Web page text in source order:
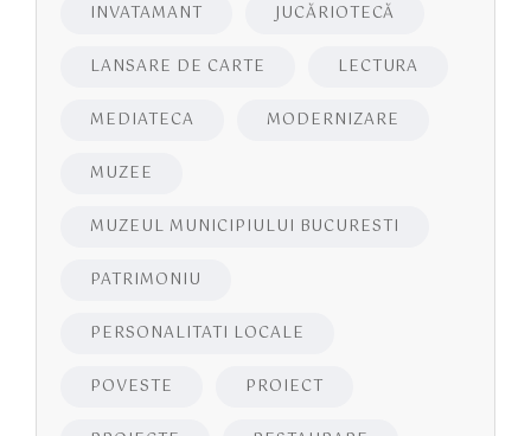
INVATAMANT JUCĂRIOTECĂ
LANSARE DE CARTE LECTURA
MEDIATECA MODERNIZARE
MUZEE
MUZEUL MUNICIPIULUI BUCURESTI
PATRIMONIU
PERSONALITATI LOCALE
POVESTE PROIECT